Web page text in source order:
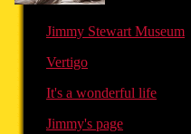
Jimmy Stewart Museum
Vertigo
It's a wonderful life
Jimmy's page